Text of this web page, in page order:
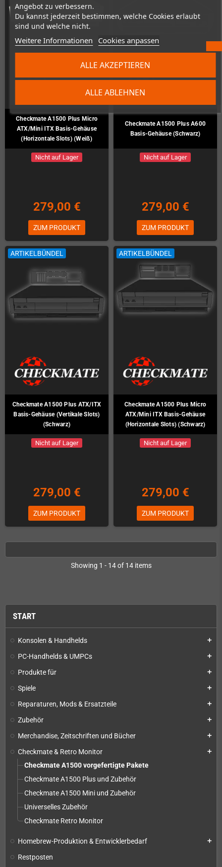
Angebot zu verbessern.
Du kannst jederzeit bestimmen, welche Cookies erlaubt
sind und welche nicht.
Weitere Informationen Cookies anpassen
ALLE ABLEHNEN
ALLE AKZEPTIEREN
START
Konsolen & Handhelds add
PC-Handhelds & UMPCs add
Produkte für add
Spiele add
Reparaturen, Mods & Ersatzteile add
Zubehör add
Merchandise, Zeitschriften und Bücher add
Checkmate & Retro Monitor add
Checkmate A1500 vorgefertigte Pakete
Checkmate A1500 Plus und Zubehör
Checkmate A1500 Mini und Zubehör
Universelles Zubehör
Checkmate Retro Monitor
Homebrew-Produktion & Entwicklerbedarf add
Restposten
Checkmate A1500 Plus Micro
ATX/Mini ITX Basis-Gehäuse
(Horizontale Slots) (Weiß)
Nicht auf Lager
279,00 €
ZUM PRODUKT
Checkmate A1500 Plus A600
Basis-Gehäuse (Schwarz)
Nicht auf Lager
279,00 €
ZUM PRODUKT
ARTIKELBÜNDEL
Checkmate A1500 Plus ATX/ITX
Basis-Gehäuse (Vertikale Slots)
(Schwarz)
Nicht auf Lager
279,00 €
ZUM PRODUKT
ARTIKELBÜNDEL
Checkmate A1500 Plus Micro
ATX/Mini ITX Basis-Gehäuse
(Horizontale Slots) (Schwarz)
Nicht auf Lager
279,00 €
ZUM PRODUKT
Showing 1 - 14 of 14 items